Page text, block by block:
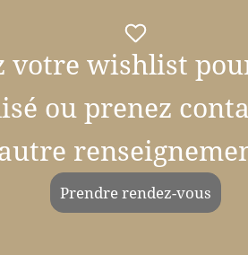
votre wishlist
ou prenez
Prendre rendez-vous